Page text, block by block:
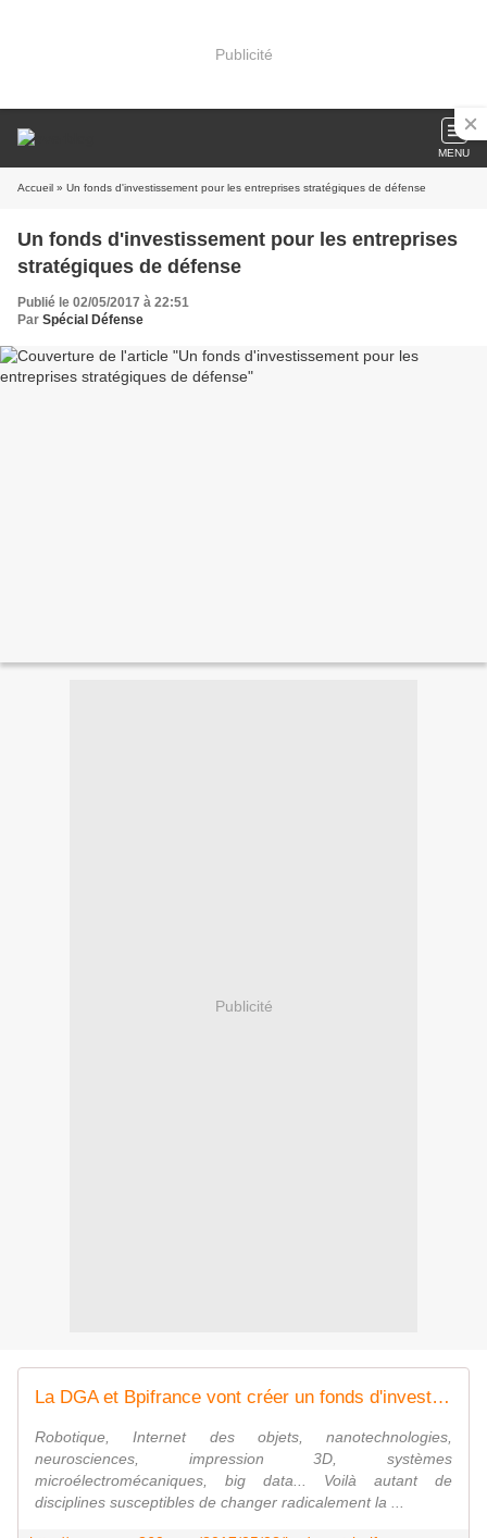
Publicité
MENU
Accueil » Un fonds d'investissement pour les entreprises stratégiques de défense
Un fonds d'investissement pour les entreprises
stratégiques de défense
Publié le 02/05/2017 à 22:51
Par Spécial Défense
Publicité
La DGA et Bpifrance vont créer un fonds d'investissement pour les entreprises stratégiques de défense
Robotique, Internet des objets, nanotechnologies,
neurosciences, impression 3D, systèmes
microélectromécaniques, big data... Voilà autant de
disciplines susceptibles de changer radicalement la ...